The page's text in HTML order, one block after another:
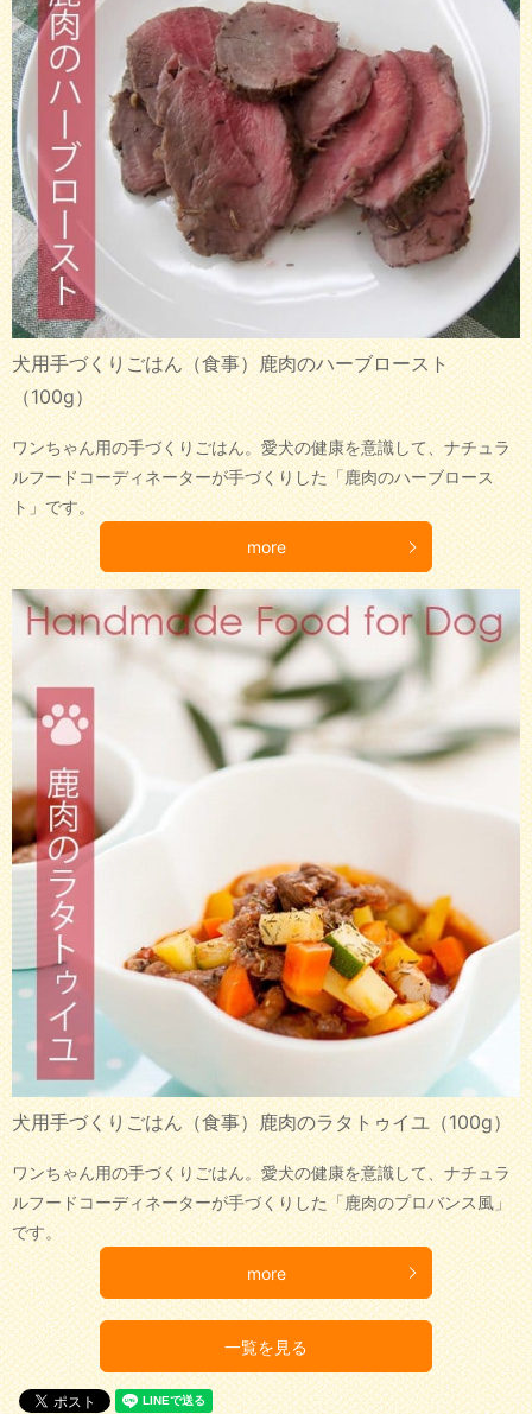
犬用手づくりごはん（食事）鹿肉のハーブロースト
（100g）
ワンちゃん用の手づくりごはん。愛犬の健康を意識して、ナチュラ
ルフードコーディネーターが手づくりした「鹿肉のハーブロース
ト」です。
more
犬用手づくりごはん（食事）鹿肉のラタトゥイユ（100g）
ワンちゃん用の手づくりごはん。愛犬の健康を意識して、ナチュラ
ルフードコーディネーターが手づくりした「鹿肉のプロバンス風」
です。
more
一覧を見る